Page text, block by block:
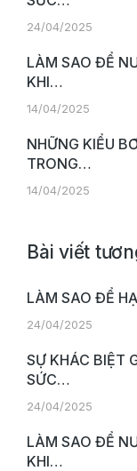
24/04/2025
LÀM SAO ĐỂ
KHI…
14/04/2025
NHỮNG KIỂU
TRONG…
14/04/2025
Bài viết
LÀM SAO ĐỂ
24/04/2025
SỰ KHÁC BIỆT
SỨC…
24/04/2025
LÀM SAO ĐỂ
KHI…